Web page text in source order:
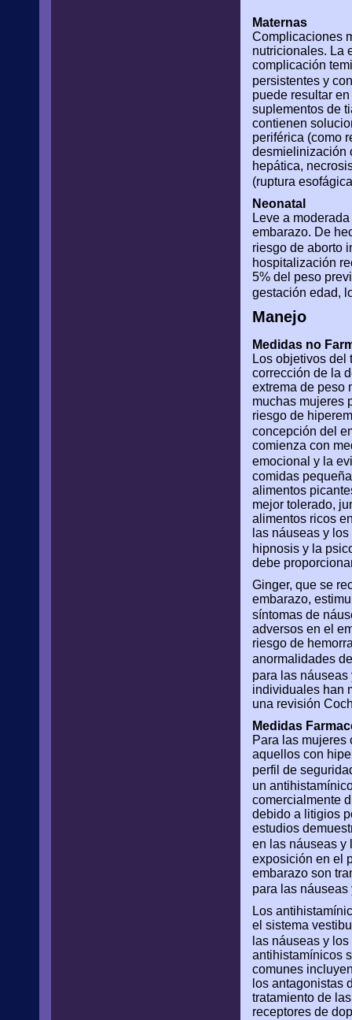
Maternas
Complicaciones
nutricionales. La
complicación
persistentes y
puede resultar
suplementos de
contienen
periférica (como
desmielinización
hepática,
(ruptura
Neonatal
Leve a
embarazo. De
riesgo de aborto
hospitalización
5% del peso
gestación edad,
Manejo
Medidas no
Los objetivos
corrección de la
extrema de peso
muchas mujeres
riesgo de
concepción del
comienza con
emocional y la
comidas
alimentos
mejor tolerado,
alimentos ricos
las náuseas y
hipnosis y la
debe
Ginger, que se
embarazo,
síntomas de
adversos en el
riesgo de
anormalidades
para las
individuales han
una revisión
Medidas
Para las mujeres
aquellos con
perfil de
un
comercialmente
debido a litigios
estudios
en las náuseas y
exposición en el
embarazo son
para las
Los
el sistema
las náuseas y
antihistamínicos
comunes
los antagonistas
tratamiento de
receptores de